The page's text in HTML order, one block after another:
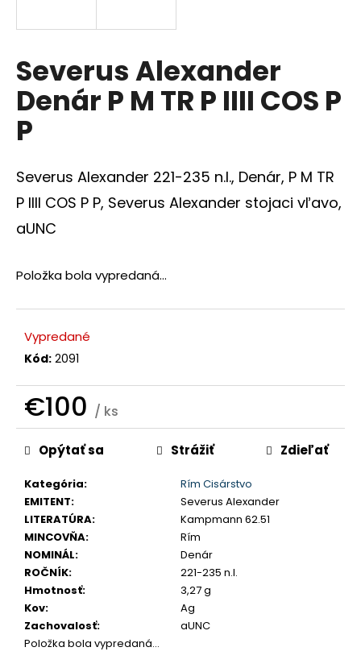
Severus Alexander
Denár P M TR P IIII COS P
P
Severus Alexander 221-235 n.l., Denár, P M TR
P IIII COS P P, Severus Alexander stojaci vľavo,
aUNC
Položka bola vypredaná…
Vypredané
Kód: 2091
€100 / ks
Jednotková
cena:
Kategória:
Rím Cisárstvo
EMITENT:
Severus Alexander
LITERATÚRA:
Kampmann 62.51
MINCOVŇA:
Rím
NOMINÁL:
Denár
ROČNÍK:
221-235 n.l.
Hmotnosť:
3,27 g
Kov:
Ag
Zachovalosť:
aUNC
Položka bola vypredaná…
Opýtať sa Strážiť Zdieľať
s
ť
?
HĽADAŤ
d
ú
a
m
e
GRAJCIAR
1706
IP
SANKT
VEIT
€80